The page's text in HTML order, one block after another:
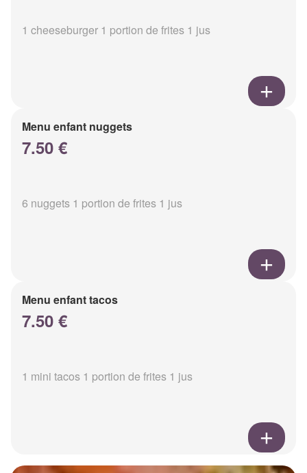
1 cheeseburger 1 portion de frites 1 jus
Menu enfant nuggets
7.50 €
6 nuggets 1 portion de frites 1 jus
Menu enfant tacos
7.50 €
1 mini tacos 1 portion de frites 1 jus